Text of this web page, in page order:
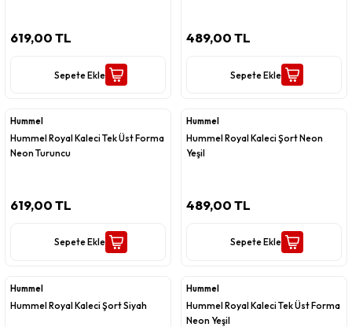
619,00 TL
Sepete Ekle
489,00 TL
Sepete Ekle
Hummel
Hummel Royal Kaleci Tek Üst Forma
Neon Turuncu
619,00 TL
Sepete Ekle
Hummel
Hummel Royal Kaleci Şort Neon
Yeşil
489,00 TL
Sepete Ekle
Hummel
Hummel Royal Kaleci Şort Siyah
Hummel
Hummel Royal Kaleci Tek Üst Forma
Neon Yeşil